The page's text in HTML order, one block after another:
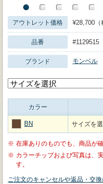
アウトレット価格 ¥28,700（
品番 #1129515
ブランド モンベル
カラー
BN サイズを
※ 在庫ありのものでも、商品が
※ カラーチップおよび写真は、
す。
ご注文のキャンセルや返品・交